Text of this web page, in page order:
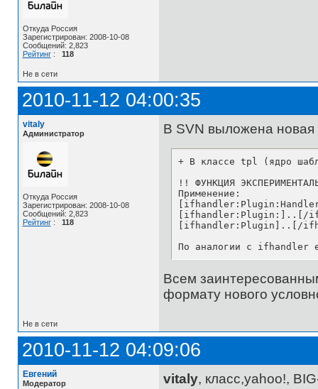
Откуда Россия
Зарегистрирован: 2008-10-08
Сообщений: 2,823
Рейтинг: 118
Не в сети
2010-11-12 04:00:35
vitaly
Администратор
Откуда Россия
Зарегистрирован: 2008-10-08
Сообщений: 2,823
Рейтинг: 118
В SVN выложена новая
+ В классе tpl (ядро
!! ФУНКЦИЯ
Применение:
[ifhandler:Plugin:]..[/
[ifhandler:Plugin]..[/
По аналогии с ifhandler
Всем
формату нового
Не в сети
2010-11-12 04:09:06
Евгений
Модератор vitaly, класс,yahoo!,